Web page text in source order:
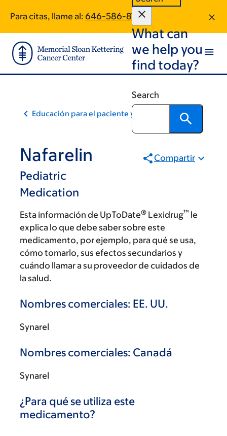
main
content
footer
Para citas, llame al: 646-586-8784
What can
we help you
find today?
Search
Educación para el paciente y la comunidad
Nafarelin
Pediatric
Medication
Compartir
Esta información de UpToDate® Lexidrug™ le
explica lo que debe saber sobre este
medicamento, por ejemplo, para qué se usa,
cómo tomarlo, sus efectos secundarios y
cuándo llamar a su proveedor de cuidados de
la salud.
Nombres comerciales: EE. UU.
Synarel
Nombres comerciales: Canadá
Synarel
¿Para qué se utiliza este
medicamento?